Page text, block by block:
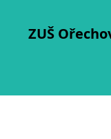
ZUŠ